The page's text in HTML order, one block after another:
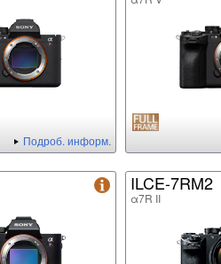
Подроб. информ.
ILCE-7RM2
α7R II